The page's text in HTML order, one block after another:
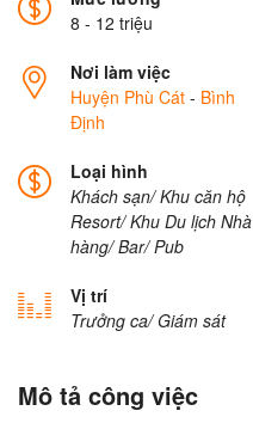
8 - 12 triệu
Nơi làm việc
Huyện Phù Cát - Bình
Định
Loại hình
Khách sạn/ Khu căn hộ
Resort/ Khu Du lịch Nhà
hàng/ Bar/ Pub
Vị trí
Trưởng ca/ Giám sát
Mô tả công việc